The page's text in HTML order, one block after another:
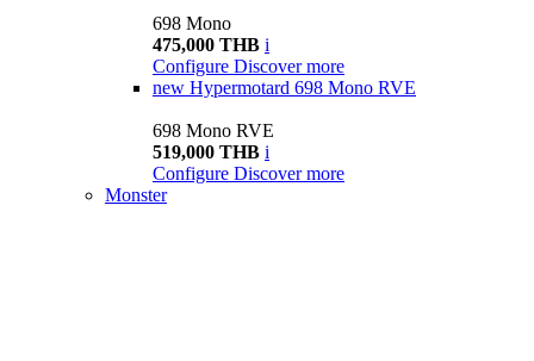
698 Mono
475,000 THB i
Configure Discover more
new Hypermotard 698 Mono RVE
698 Mono RVE
519,000 THB i
Configure Discover more
Monster